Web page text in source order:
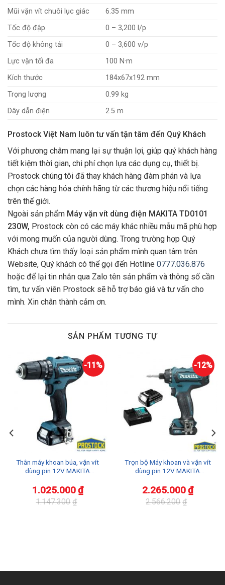
Mũi vặn vít chuôi lục giác
6.35 mm
Tốc độ đập
0 – 3,200 l/p
Tốc độ không tải
0 – 3,600 v/p
Lực vặn tối đa
100 N·m
Kích thước
184x67x192 mm
Trọng lượng
0.99 kg
Dây dẫn điện
2.5 m
Prostock Việt Nam luôn tư vấn tận tâm đến Quý Khách
Với phương châm mang lại sự thuận lợi, giúp quý khách hàng
tiết kiệm thời gian, chi phí chọn lựa các dụng cụ, thiết bị.
Prostock chúng tôi đã thay khách hàng đàm phán và lựa
chọn các hàng hóa chính hãng từ các thương hiệu nổi tiếng
trên thế giới.
Ngoài sản phẩm Máy vặn vít dùng điện MAKITA TD0101
230W, Prostock còn có các máy khác nhiều mẫu mã phù hợp
với mong muốn của người dùng. Trong trường hợp Quý
Khách chưa tìm thấy loại sản phẩm mình quan tâm trên
Website, Quý khách có thể gọi đến Hotline 0777.036.876
hoặc để lại tin nhắn qua Zalo tên sản phẩm và thông số cần
tìm, tư vấn viên Prostock sẽ hỗ trợ báo giá và tư vấn cho
mình. Xin chân thành cảm ơn.
SẢN PHẨM TƯƠNG TỰ
-11%
Thân máy khoan búa, vặn vít
dùng pin 12V MAKITA
1.147.300 ₫
1.025.000₫
-12%
Trọn bộ Máy khoan và vặn vít
dùng pin 12V MAKITA
2.566.200 ₫
2.265.000₫